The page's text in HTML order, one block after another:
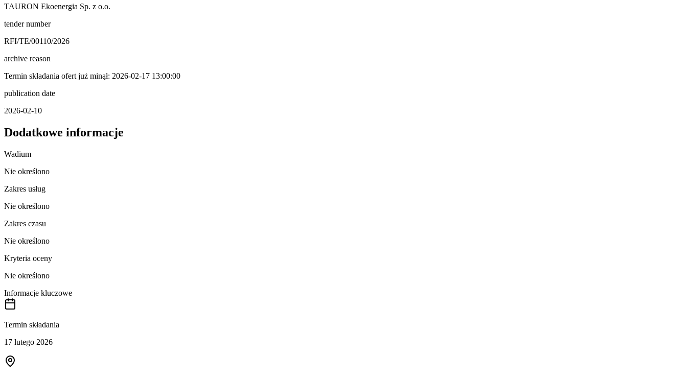
TAURON Ekoenergia Sp. z o.o.
tender number
RFI/TE/00110/2026
archive reason
Termin składania ofert już minął: 2026-02-17 13:00:00
publication date
2026-02-10
Dodatkowe informacje
Wadium
Nie określono
Zakres usług
Nie określono
Zakres czasu
Nie określono
Kryteria oceny
Nie określono
Informacje kluczowe
Termin składania
17 lutego 2026